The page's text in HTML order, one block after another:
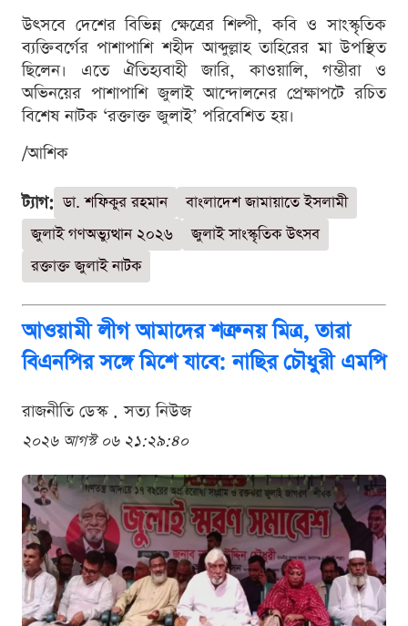
উৎসবে দেশের বিভিন্ন ক্ষেত্রের শিল্পী, কবি ও সাংস্কৃতিক
ব্যক্তিবর্গের পাশাপাশি শহীদ আব্দুল্লাহ তাহিরের মা উপস্থিত
ছিলেন। এতে ঐতিহ্যবাহী জারি, কাওয়ালি, গম্ভীরা ও
অভিনয়ের পাশাপাশি জুলাই আন্দোলনের প্রেক্ষাপটে রচিত
বিশেষ নাটক ‘রক্তাক্ত জুলাই’ পরিবেশিত হয়।
/আশিক
ট্যাগ: ডা. শফিকুর রহমান
বাংলাদেশ জামায়াতে ইসলামী
জুলাই গণঅভ্যুত্থান ২০২৬
জুলাই সাংস্কৃতিক উৎসব
রক্তাক্ত জুলাই নাটক
আওয়ামী লীগ আমাদের শত্রু নয় মিত্র, তারা
বিএনপির সঙ্গে মিশে যাবে: নাছির চৌধুরী এমপি
রাজনীতি ডেস্ক . সত্য নিউজ
২০২৬ আগস্ট ০৬ ২১:২৯:৪০